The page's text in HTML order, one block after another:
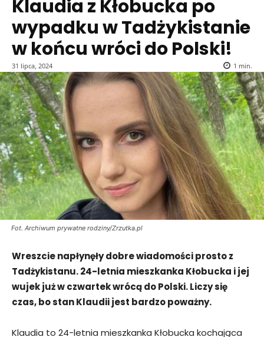
Klaudia z Kłobucka po
wypadku w Tadżykistanie
w końcu wróci do Polski!
31 lipca, 2024 1 min.
Fot. Archiwum prywatne rodziny/Zrzutka.pl
Wreszcie napłynęły dobre wiadomości prosto z
Tadżykistanu. 24-letnia mieszkanka Kłobucka i jej
wujek już w czwartek wrócą do Polski. Liczy się
czas, bo stan Klaudii jest bardzo poważny.
Klaudia to 24-letnia mieszkanka Kłobucka kochająca